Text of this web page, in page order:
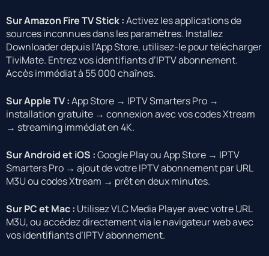
Sur Amazon Fire TV Stick :Activez les applications de
sources inconnues dans les paramètres. Installez
Downloader depuis l’App Store, utilisez-le pour télécharger
TiviMate. Entrez vos identifiants d’IPTV abonnement.
Accès immédiat à 55 000 chaînes.
Sur Apple TV :App Store → IPTV Smarters Pro →
installation gratuite → connexion avec vos codes Xtream
→ streaming immédiat en 4K.
Sur Android et iOS :Google Play ou App Store → IPTV
Smarters Pro → ajout de votre IPTV abonnement par URL
M3U ou codes Xtream → prêt en deux minutes.
Sur PC et Mac : Utilisez VLC Media Player avec votre URL
M3U, ou accédez directement via le navigateur web avec
vos identifiants d’IPTV abonnement.